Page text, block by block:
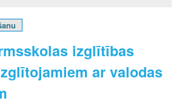
izglītības
ar valodas